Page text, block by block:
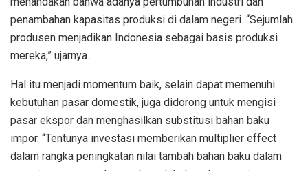
penambahan kapasitas produksi di dalam negeri. “Sejumlah
produsen menjadikan Indonesia sebagai basis produksi
mereka,” ujarnya.
Hal itu menjadi momentum baik, selain dapat memenuhi
kebutuhan pasar domestik, juga didorong untuk mengisi
pasar ekspor dan menghasilkan substitusi bahan baku
impor. “Tentunya investasi memberikan multiplier effect
dalam rangka peningkatan nilai tambah bahan baku dalam